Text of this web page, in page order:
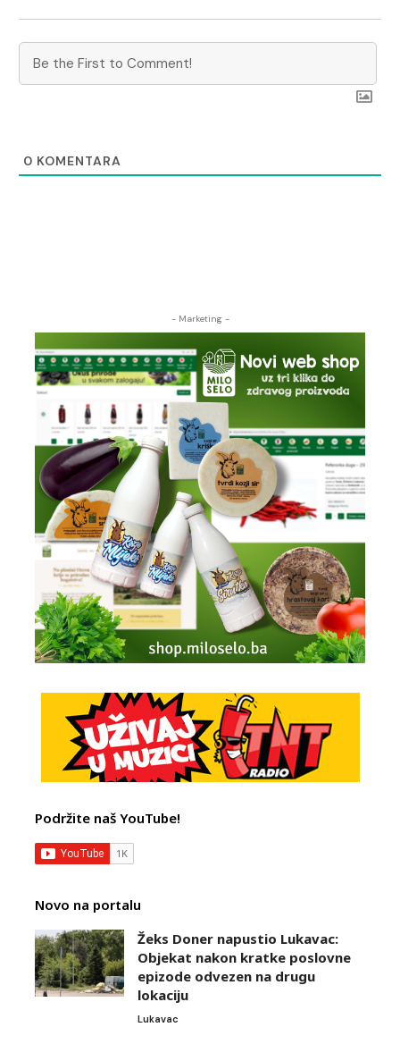
0 KOMENTARA
- Marketing -
Podržite naš YouTube!
Novo na portalu
Žeks Doner napustio Lukavac:
Objekat nakon kratke poslovne
epizode odvezen na drugu
lokaciju
Lukavac